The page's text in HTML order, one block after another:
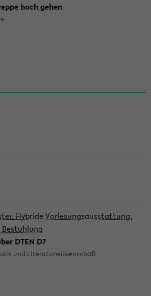
hoch gehen
Hybride Vorlesungsausstattung,
Bestuhlung
DTEN D7
und Literaturwissenschaft